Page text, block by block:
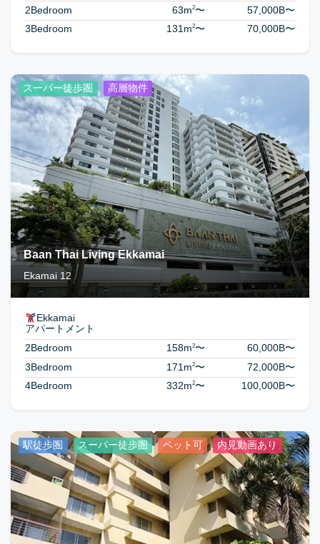
2Bedroom
63m2〜 57,000B〜
3Bedroom
131m2〜 70,000B〜
スーパー徒歩圏 高層物件
Baan Thai Living Ekkamai
Ekamai 12
Ekkamai
アパートメント
2Bedroom
158m2〜 60,000B〜
3Bedroom
171m2〜 72,000B〜
4Bedroom
332m2〜 100,000B〜
駅徒歩圏 スーパー徒歩圏 ペット可 内見動画あり